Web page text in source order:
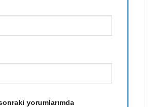
yorumlarımda